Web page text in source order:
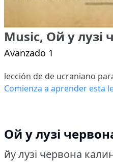
Music, Ой у лузі
Avanzado 1
lección de de ucraniano
Comienza a aprender esta
Ой у лузі
йу лузі червона